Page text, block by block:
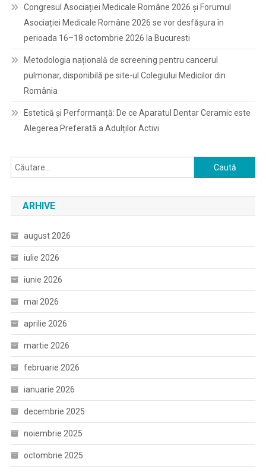
Congresul Asociației Medicale Române 2026 și Forumul
Asociației Medicale Române 2026 se vor desfășura în
perioada 16–18 octombrie 2026 la Bucuresti
Metodologia națională de screening pentru cancerul
pulmonar, disponibilă pe site-ul Colegiului Medicilor din
România
Estetică și Performanță: De ce Aparatul Dentar Ceramic este
Alegerea Preferată a Adulților Activi
Caută
după:
ARHIVE
august 2026
iulie 2026
iunie 2026
mai 2026
aprilie 2026
martie 2026
februarie 2026
ianuarie 2026
decembrie 2025
noiembrie 2025
octombrie 2025